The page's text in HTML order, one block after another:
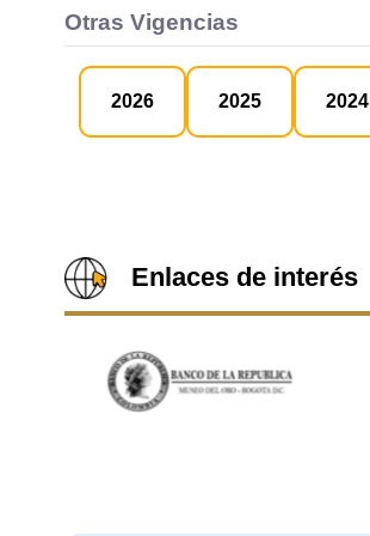
Otras Vigencias
2026 2025 2024
Enlaces de interés